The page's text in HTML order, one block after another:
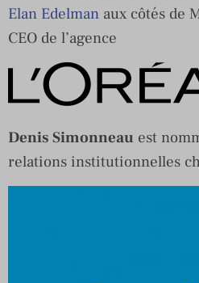
Elan Edelman aux côtés de
CEO de l’agence
Denis Simonneau est
relations institutionnelles